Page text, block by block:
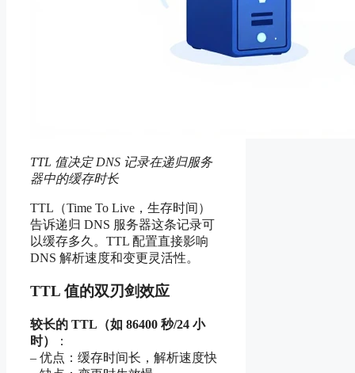
TTL 值决定 DNS 记录在递归服务
器中的缓存时长
TTL（Time To Live，生存时间）
告诉递归 DNS 服务器这条记录可
以缓存多久。TTL 配置直接影响
DNS 解析速度和变更灵活性。
TTL 值的双刃剑效应
较长的 TTL（如 86400 秒/24 小
时）
：
– 优点：缓存时间长，解析速度快